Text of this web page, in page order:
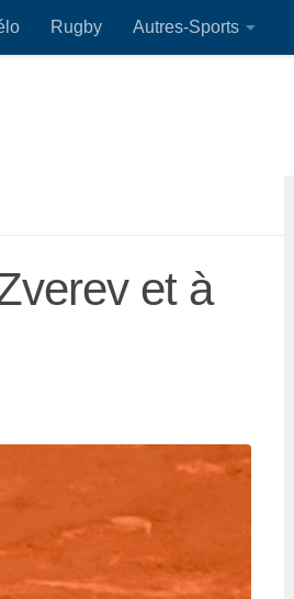
Rugby Autres-Sports
et à